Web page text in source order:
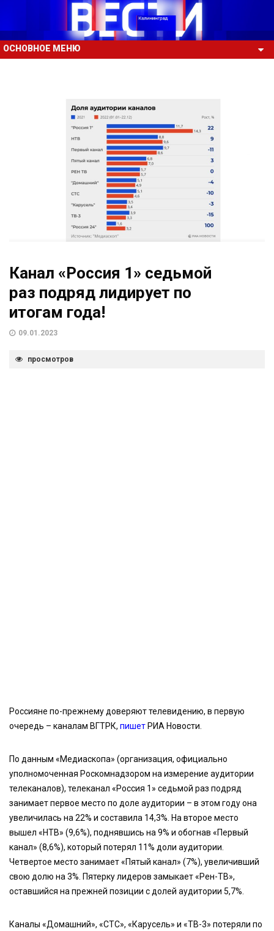
ОСНОВНОЕ МЕНЮ
Канал «Россия 1» седьмой
раз подряд лидирует по
итогам года!
09.01.2023
просмотров
Россияне по-прежнему доверяют телевидению, в первую
очередь – каналам ВГТРК, пишет РИА Новости.
По данным «Медиаскопа» (организация, официально
уполномоченная Роскомнадзором на измерение аудитории
телеканалов), телеканал «Россия 1» седьмой раз подряд
занимает первое место по доле аудитории – в этом году она
увеличилась на 22% и составила 14,3%. На второе место
вышел «НТВ» (9,6%), поднявшись на 9% и обогнав «Первый
канал» (8,6%), который потерял 11% доли аудитории.
Четвертое место занимает «Пятый канал» (7%), увеличивший
свою долю на 3%. Пятерку лидеров замыкает «Рен-ТВ»,
оставшийся на прежней позиции с долей аудитории 5,7%.
Каналы «Домашний», «СТС», «Карусель» и «ТВ-3» потеряли по